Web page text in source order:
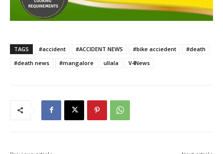
TAGS #accident #ACCIDENT NEWS #bike acciedent
#death
#death news
#mangalore ullala V4News